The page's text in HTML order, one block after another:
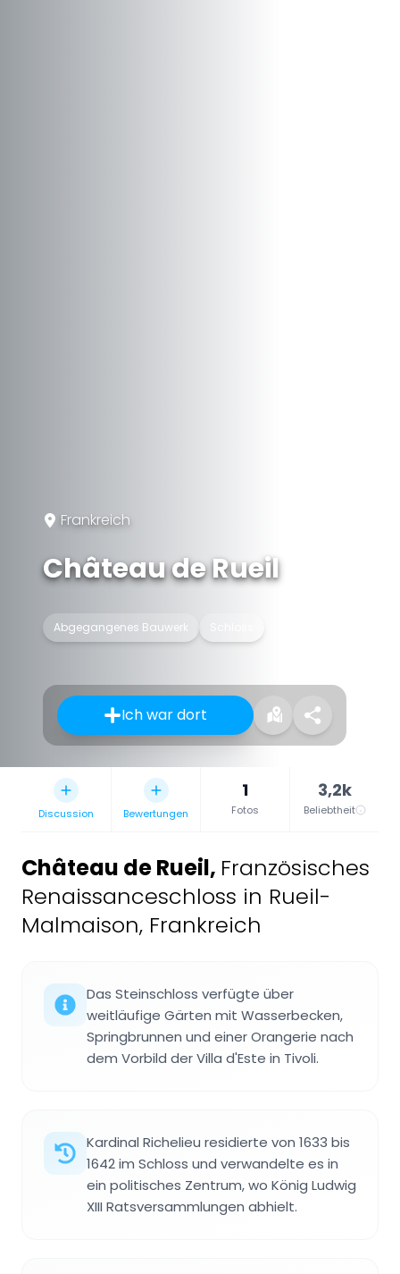
Frankreich
Château de Rueil
Abgegangenes Bauwerk
Ich war dort
Discussion Bewertungen
1
Fotos
3,2k
Beliebtheit
Château de Rueil, Französisches
Renaissanceschloss in Rueil-
Malmaison, Frankreich
Das Steinschloss verfügte über
weitläufige Gärten mit Wasserbecken,
Springbrunnen und einer Orangerie nach
dem Vorbild der Villa d'Este in Tivoli.
Kardinal Richelieu residierte von 1633 bis
1642 im Schloss und verwandelte es in
ein politisches Zentrum, wo König Ludwig
XIII Ratsversammlungen abhielt.